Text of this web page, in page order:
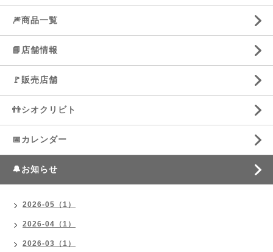
🎆商品一覧
📘店舗情報
🚩販売店舗
👬シオクリビト
📅カレンダー
🔔お知らせ
2026-05（1）
2026-04（1）
2026-03（1）